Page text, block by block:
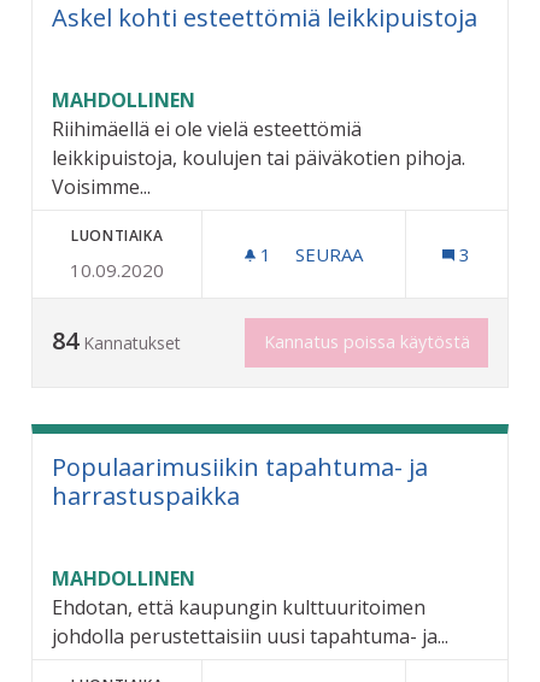
Askel kohti esteettömiä leikkipuistoja
MAHDOLLINEN
Riihimäellä ei ole vielä esteettömiä
leikkipuistoja, koulujen tai päiväkotien pihoja.
Voisimme...
LUONTIAIKA
10.09.2020
1 1 SEURAAJA
SEURAA 3
84 Kannatukset Kannatus poissa käytöstä
Populaarimusiikin tapahtuma- ja
harrastuspaikka
MAHDOLLINEN
Ehdotan, että kaupungin kulttuuritoimen
johdolla perustettaisiin uusi tapahtuma- ja...